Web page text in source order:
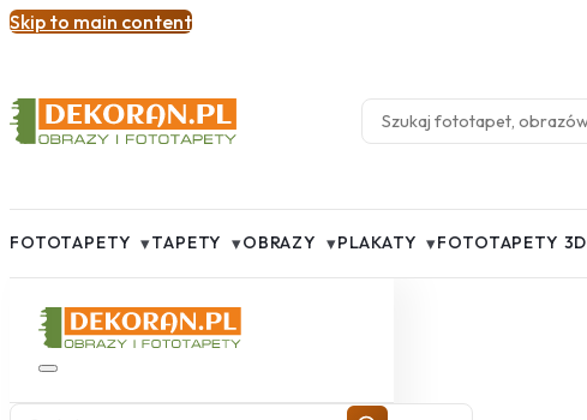
Skip to main content
FOTOTAPETY ▾TAPETY ▾OBRAZY ▾PLAKATY ▾FOTOTAPETY 3D